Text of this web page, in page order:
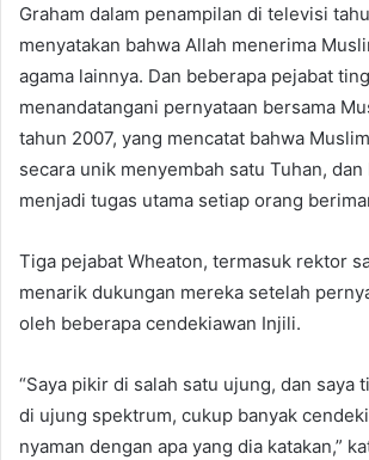
Graham dalam penampilan di televisi
menyatakan bahwa Allah menerima
agama lainnya. Dan beberapa pejabat
menandatangani pernyataan bersama
tahun 2007, yang mencatat bahwa
secara unik menyembah satu Tuhan, dan
menjadi tugas utama setiap orang
Tiga pejabat Wheaton, termasuk rektor
menarik dukungan mereka setelah
oleh beberapa cendekiawan Injili.
“Saya pikir di salah satu ujung, dan saya
di ujung spektrum, cukup banyak
nyaman dengan apa yang dia katakan,”